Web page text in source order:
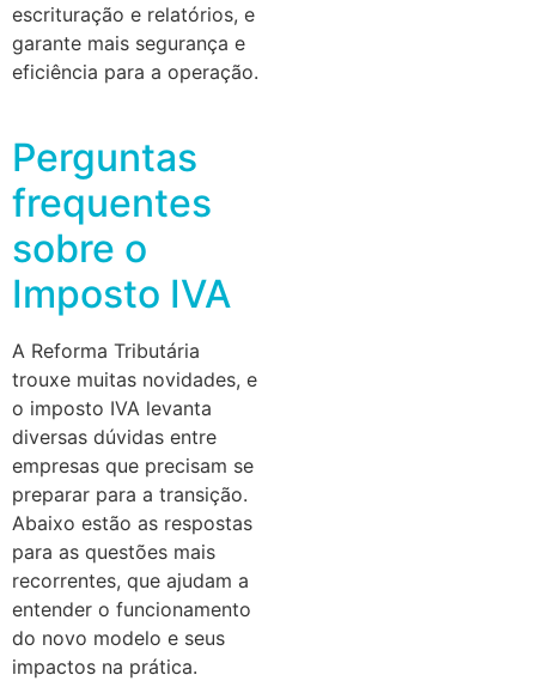
escrituração e relatórios, e
garante mais segurança e
eficiência para a operação.
Perguntas
frequentes
sobre o
Imposto IVA
A Reforma Tributária
trouxe muitas novidades, e
o imposto IVA levanta
diversas dúvidas entre
empresas que precisam se
preparar para a transição.
Abaixo estão as respostas
para as questões mais
recorrentes, que ajudam a
entender o funcionamento
do novo modelo e seus
impactos na prática.